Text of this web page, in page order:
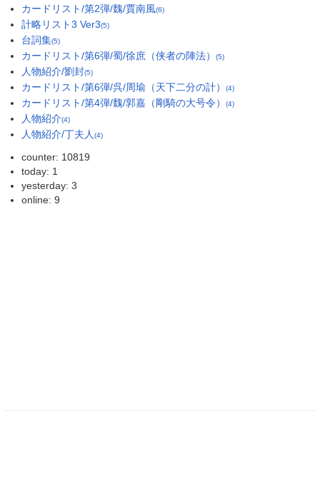
カードリスト/第2弾/魏/賈南風(6)
計略リスト3 Ver3(5)
台詞集(5)
カードリスト/第6弾/蜀/徐庶（侠者の陣法） (5)
人物紹介/劉封(5)
カードリスト/第6弾/呉/周瑜（天下二分の計） (4)
カードリスト/第4弾/魏/郭嘉（剛騎の大号令） (4)
人物紹介(4)
人物紹介/丁夫人 (4)
counter: 10819
today: 1
yesterday: 3
online: 9